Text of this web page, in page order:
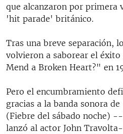
que alcanzaron por primera
'hit parade' británico.
Tras una breve separación,
volvieron a saborear el éxito
Mend a Broken Heart?" en
Pero el encumbramiento
gracias a la banda sonora
(Fiebre del sábado noche)
lanzó al actor John